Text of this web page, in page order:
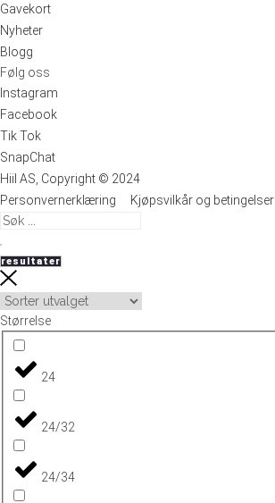
Gavekort
Nyheter
Blogg
Følg oss
Instagram
Facebook
Tik Tok
SnapChat
Hiil AS, Copyright © 2024
Personvernerklæring
Kjøpsvilkår og betingelser
resultater
Størrelse
24
24/32
24/34